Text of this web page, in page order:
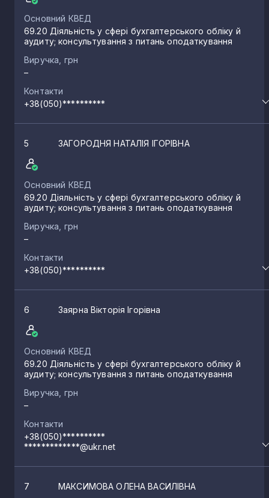
Основний КВЕД
69.20 Діяльність у сфері бухгалтерського обліку й
аудиту; консультування з питань оподаткування
Виручка, грн
–
Контакти
+38(050)**********
5 ЗАГОРОДНЯ НАТАЛІЯ ІГОРІВНА
Основний КВЕД
69.20 Діяльність у сфері бухгалтерського обліку й
аудиту; консультування з питань оподаткування
Виручка, грн
–
Контакти
+38(050)**********
6 Заярна Вікторія Ігорівна
Основний КВЕД
69.20 Діяльність у сфері бухгалтерського обліку й
аудиту; консультування з питань оподаткування
Виручка, грн
–
Контакти
+38(050)**********
*************@ukr.net
7 МАКСИМОВА ОЛЕНА ВАСИЛІВНА